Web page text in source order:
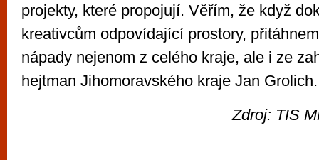
projekty, které propojují. Věřím, že když
kreativcům odpovídající prostory,
nápady nejenom z celého kraje, ale i ze
hejtman Jihomoravského kraje Jan Grolich.
Zdroj: TIS